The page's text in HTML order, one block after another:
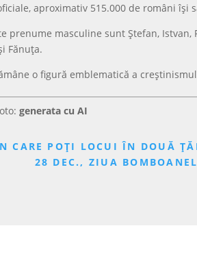
aproximativ 515.000 de români își
prenume masculine sunt Ștefan,
Fănuța.
o figură emblematică a
generata cu AI
CARE POȚI LOCUI ÎN DOUĂ
28 DEC., ZIUA